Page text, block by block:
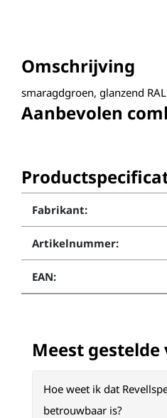
Omschrijving
smaragdgroen, glanzend
Aanbevolen
Fabrikant:
Artikelnummer:
EAN:
Meest gestelde
Hoe weet ik dat
betrouwbaar is?